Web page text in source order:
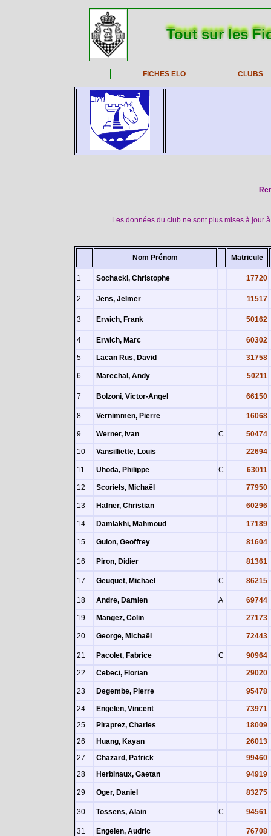
Tout sur les
FICHES ELO CLUBS
Les données du club ne sont plus mises à jour
Nom Prénom Matricule
1 Sochacki, Christophe 17720
2 Jens, Jelmer 11517
3 Erwich, Frank 50162
4 Erwich, Marc 60302
5 Lacan Rus, David 31758
6 Marechal, Andy 50211
7 Bolzoni, Victor-Angel 66150
8 Vernimmen, Pierre 16068
9 Werner, Ivan C 50474
10 Vansilliette, Louis 22694
11 Uhoda, Philippe C 63011
12 Scoriels, Michaël 77950
13 Hafner, Christian 60296
14 Damlakhi, Mahmoud 17189
15 Guion, Geoffrey 81604
16 Piron, Didier 81361
17 Geuquet, Michaël C 86215
18 Andre, Damien A 69744
19 Mangez, Colin 27173
20 George, Michaël 72443
21 Pacolet, Fabrice C 90964
22 Cebeci, Florian 29020
23 Degembe, Pierre 95478
24 Engelen, Vincent
73971
25
Piraprez, Charles
18009
26
Huang, Kayan
26013
27
Chazard, Patrick
99460
28
Herbinaux, Gaetan 94919
29 Oger, Daniel 83275
30 Tossens, Alain C 94561
31 Engelen, Audric 76708